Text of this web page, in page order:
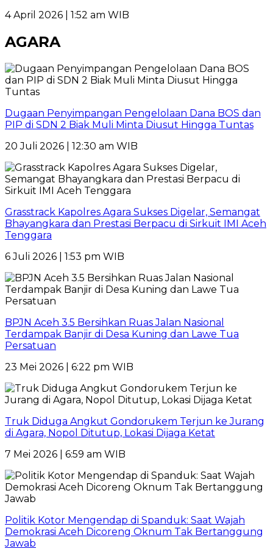
4 April 2026 | 1:52 am WIB
AGARA
Dugaan Penyimpangan Pengelolaan Dana BOS dan
PIP di SDN 2 Biak Muli Minta Diusut Hingga Tuntas
20 Juli 2026 | 12:30 am WIB
Grasstrack Kapolres Agara Sukses Digelar, Semangat
Bhayangkara dan Prestasi Berpacu di Sirkuit IMI Aceh
Tenggara
6 Juli 2026 | 1:53 pm WIB
BPJN Aceh 3.5 Bersihkan Ruas Jalan Nasional
Terdampak Banjir di Desa Kuning dan Lawe Tua
Persatuan
23 Mei 2026 | 6:22 pm WIB
Truk Diduga Angkut Gondorukem Terjun ke Jurang
di Agara, Nopol Ditutup, Lokasi Dijaga Ketat
7 Mei 2026 | 6:59 am WIB
Politik Kotor Mengendap di Spanduk: Saat Wajah
Demokrasi Aceh Dicoreng Oknum Tak Bertanggung
Jawab